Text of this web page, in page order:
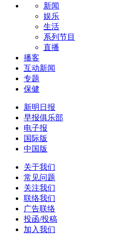
新闻
娱乐
生活
系列节目
直播
播客
互动新闻
专题
保健
新明日报
早报俱乐部
电子报
国际版
中国版
关于我们
常见问题
关注我们
联络我们
广告联络
投函/投稿
加入我们